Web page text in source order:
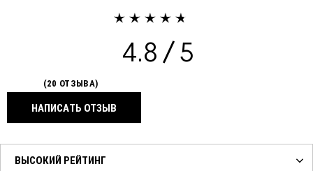
4.8
20 ОТЗЫВА
НАПИСАТЬ ОТЗЫВ